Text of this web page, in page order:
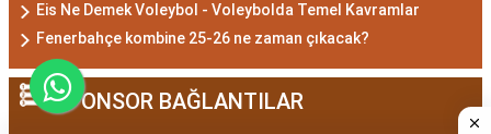
çözüm odaklı düşünürler ve hedeflerine ulaşmak
için kararlılıkla çalışırlar. Aynı zamanda duygusal
derinlikleri, ilişkilerinde tutkulu ve bağlı olmalarını
sağlar. Akrep burcu kadınları, kendi alanlarına
Eis Ne Demek Voleybol - Voleybolda Temel Kavramlar
Fenerbahçe kombine 25-26 ne zaman çıkacak?
SPONSOR BAĞLANTILAR